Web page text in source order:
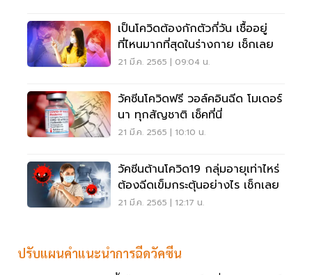
เป็นโควิดต้องกักตัวกี่วัน เชื้ออยู่
ที่ไหนมากที่สุดในร่างกาย เช็กเลย
21 มี.ค. 2565 | 09:04 น.
วัคซีนโควิดฟรี วอล์คอินฉีด โมเดอร์
นา ทุกสัญชาติ เช็คที่นี่
21 มี.ค. 2565 | 10:10 น.
วัคซีนต้านโควิด19 กลุ่มอายุเท่าไหร่
ต้องฉีดเข็มกระตุ้นอย่างไร เช็กเลย
21 มี.ค. 2565 | 12:17 น.
ปรับแผนคำแนะนำการฉีดวัคซีน